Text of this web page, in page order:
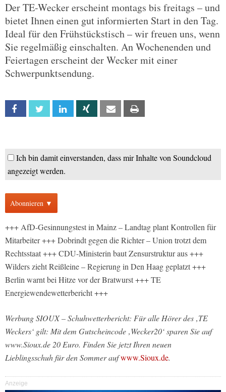
Der TE-Wecker erscheint montags bis freitags – und
bietet Ihnen einen gut informierten Start in den Tag.
Ideal für den Frühstückstisch – wir freuen uns, wenn
Sie regelmäßig einschalten. An Wochenenden und
Feiertagen erscheint der Wecker mit einer
Schwerpunktsendung.
Facebook Twitter Linkedin Xing Email
Ich bin damit einverstanden, dass mir Inhalte von Soundcloud
angezeigt werden.
Abonnieren ▼
+++ AfD-Gesinnungstest in Mainz – Landtag plant Kontrollen für
Mitarbeiter +++ Dobrindt gegen die Richter – Union trotzt dem
Rechtsstaat +++ CDU-Ministerin baut Zensurstruktur aus +++
Wilders zieht Reißleine – Regierung in Den Haag geplatzt +++
Berlin warnt bei Hitze vor der Bratwurst +++ TE
Energiewendewetterbericht +++
Werbung SIOUX – Schuhwetterbericht: Für alle Hörer des ‚TE
Weckers‘ gilt: Mit dem Gutscheincode ‚Wecker20‘ sparen Sie auf
www.Sioux.de 20 Euro. Finden Sie jetzt Ihren neuen
Lieblingsschuh für den Sommer aufwww.Sioux.de.
Anzeige